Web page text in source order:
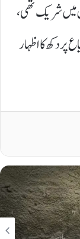
میں شریک تھی،
پر دکھ کا اظہار